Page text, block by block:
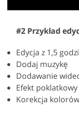
#2 Przykład
Edycja z 1,5
Dodaj muzykę
Dodawanie
Efekt poklatkowy
Korekcja kolorów